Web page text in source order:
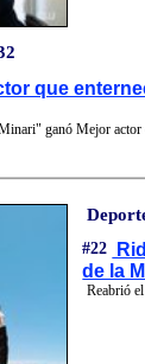
que
ganó Mejor actor
#22
de la
Reabrió